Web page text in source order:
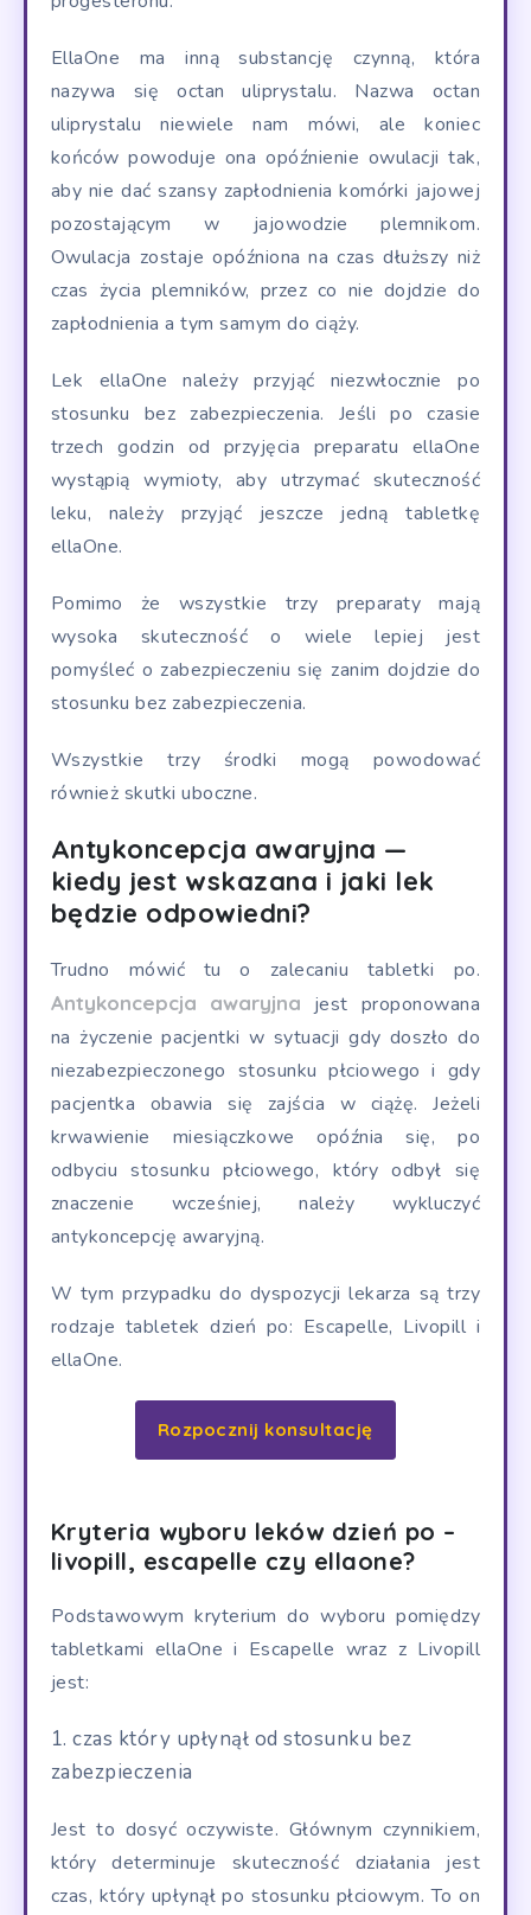
EllaOne ma inną substancję czynną, która
nazywa się octan uliprystalu. Nazwa octan
uliprystalu niewiele nam mówi, ale koniec
końców powoduje ona opóźnienie owulacji tak,
aby nie dać szansy zapłodnienia komórki jajowej
pozostającym w jajowodzie plemnikom.
Owulacja zostaje opóźniona na czas dłuższy niż
czas życia plemników, przez co nie dojdzie do
zapłodnienia a tym samym do ciąży.
Lek ellaOne należy przyjąć niezwłocznie po
stosunku bez zabezpieczenia. Jeśli po czasie
trzech godzin od przyjęcia preparatu ellaOne
wystąpią wymioty, aby utrzymać skuteczność
leku, należy przyjąć jeszcze jedną tabletkę
ellaOne.
Pomimo że wszystkie trzy preparaty mają
wysoka skuteczność o wiele lepiej jest
pomyśleć o zabezpieczeniu się zanim dojdzie do
stosunku bez zabezpieczenia.
Wszystkie trzy środki mogą powodować
również skutki uboczne.
Antykoncepcja awaryjna —
kiedy jest wskazana i jaki lek
będzie odpowiedni?
Trudno mówić tu o zalecaniu tabletki po.
Antykoncepcja awaryjna jest proponowana
na życzenie pacjentki w sytuacji gdy doszło do
niezabezpieczonego stosunku płciowego i gdy
pacjentka obawia się zajścia w ciążę.Jeżeli
krwawienie miesiączkowe opóźnia się, po
odbyciu stosunku płciowego, który odbył się
znaczenie wcześniej, należy wykluczyć
antykoncepcję awaryjną.
W tym przypadku do dyspozycji lekarza są trzy
rodzaje tabletek dzień po: Escapelle, Livopill i
ellaOne.
Rozpocznij konsultację
Kryteria wyboru leków dzień po –
livopill, escapelle czy ellaone?
Podstawowym kryterium do wyboru pomiędzy
tabletkami ellaOne i Escapelle wraz z Livopill
jest:
czas który upłynął od stosunku bez
zabezpieczenia
Jest to dosyć oczywiste. Głównym czynnikiem,
który determinuje skuteczność działania jest
czas, który upłynął po stosunku płciowym. To on